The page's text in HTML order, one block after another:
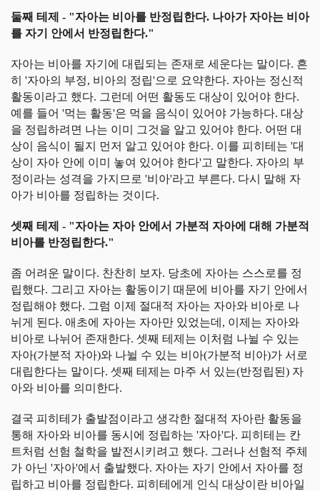
둘째 테제 - "자아는 비아를 반정립한다. 나아가 자아는 비아
를 자기 안에서 반정립한다."
자아는 비아를 자기에 대립되는 존재로 세운다는 말이다. 흔
히 '자아의 부정, 비아의 정립'으로 요약한다. 자아는 정신적
활동이라고 했다. 그런데 어떤 활동도 대상이 있어야 한다.
예를 들어 '먹는 활동'은 먹을 음식이 있어야 가능하다. 대상
을 정립하려면 나는 이미 그것을 알고 있어야 한다. 어떤 대
상이 음식이 될지 먼저 알고 있어야 한다. 이를 피히테는 '대
상이 자아 안에 이미 놓여 있어야 한다'고 말한다. 자아의 부
정이라는 성격을 가지므로 '비아'라고 부른다. 다시 말해 자
아가 비아를 정립하는 것이다.
셋째 테제 - "자아는 자아 안에서 가분적 자아에 대해 가분적
비아를 반정립한다."
좀 어려운 말이다. 찬찬히 보자. 당초에 자아는 스스로를 정
립했다. 그리고 자아는 활동이기 때문에 비아를 자기 안에서
정립해야 했다. 그럼 이제 절대적 자아는 자아와 비아로 나
뉘게 된다. 애초에 자아는 자아만 있었는데, 이제는 자아와
비아로 나뉘어 존재한다. 셋째 테제는 이처럼 나뉠 수 있는
자아(가분적 자아)와 나뉠 수 있는 비아(가분적 비아)가 서로
대립한다는 말이다. 셋째 테제는 마주 서 있는(반정립된) 자
아와 비아를 의미한다.
결국 피히테가 출발점이라고 생각한 절대적 자아란 활동을
통해 자아와 비아를 동시에 정립하는 '자아'다. 피히테는 칸
트처럼 선험 철학을 발전시키려고 했다. 그러나 선험적 주체
가 아닌 '자아'에서 출발했다. 자아는 자기 안에서 자아를 정
립하고 비아를 정립한다. 피히테에게 인식 대상이란 비아일